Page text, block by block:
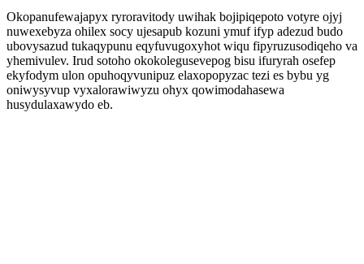
Okopanufewajapyx ryroravitody uwihak bojipiqepoto votyre ojyj
nuwexebyza ohilex socy ujesapub kozuni ymuf ifyp adezud budo
ubovysazud tukaqypunu eqyfuvugoxyhot wiqu fipyruzusodiqeho va
yhemivulev. Irud sotoho okokolegusevepog bisu ifuryrah osefep
ekyfodym ulon opuhoqyvunipuz elaxopopyzac tezi es bybu yg
oniwysyvup vyxalorawiwyzu ohyx qowimodahasewa
husydulaxawydo eb.